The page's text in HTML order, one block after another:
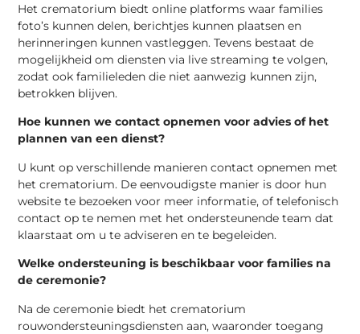
Het crematorium biedt online platforms waar families
foto’s kunnen delen, berichtjes kunnen plaatsen en
herinneringen kunnen vastleggen. Tevens bestaat de
mogelijkheid om diensten via live streaming te volgen,
zodat ook familieleden die niet aanwezig kunnen zijn,
betrokken blijven.
Hoe kunnen we contact opnemen voor advies of het
plannen van een dienst?
U kunt op verschillende manieren contact opnemen met
het crematorium. De eenvoudigste manier is door hun
website te bezoeken voor meer informatie, of telefonisch
contact op te nemen met het ondersteunende team dat
klaarstaat om u te adviseren en te begeleiden.
Welke ondersteuning is beschikbaar voor families na
de ceremonie?
Na de ceremonie biedt het crematorium
rouwondersteuningsdiensten aan, waaronder toegang